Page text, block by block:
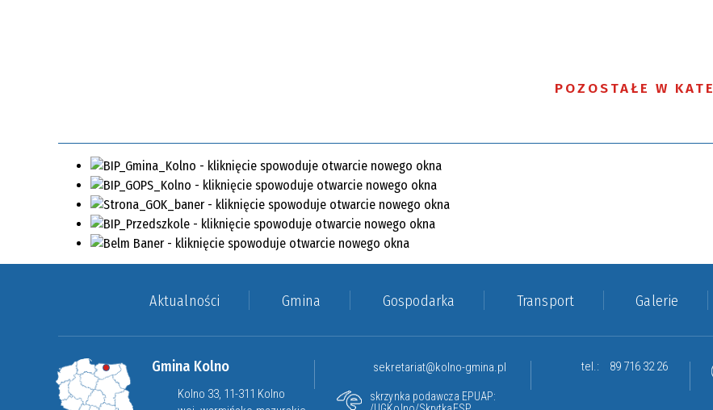
POZOSTAŁE W
Aktualności Gmina Gospodarka Transport Galerie
Gmina Kolno
Kolno 33, 11-311 Kolno
sekretariat@kolno-gmina.pl
skrzynka podawcza EPUAP:
tel.: 89 716 32 26